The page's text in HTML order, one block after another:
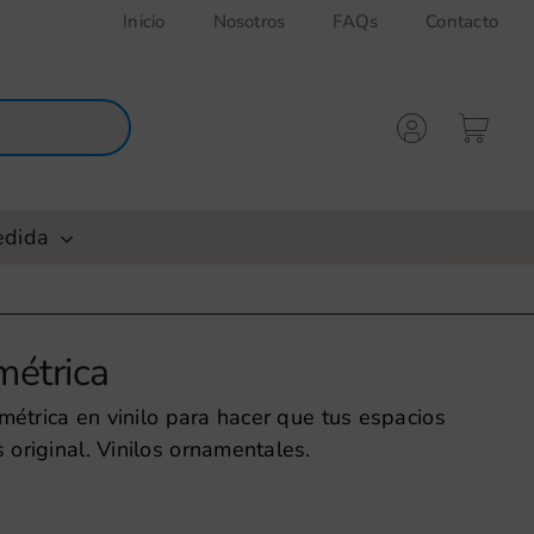
Inicio Nosotros FAQs Contacto
en vinilo para hacer que tus espacios
Vinilos ornamentales.